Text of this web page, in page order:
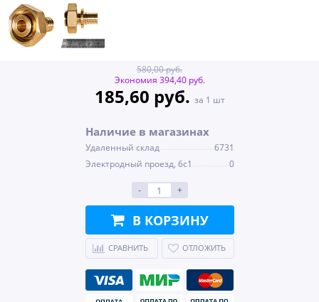
580,00 руб.
Экономия 394,40 руб.
185,60 руб. за 1 шт
Наличие в магазинах
Удаленный склад
6731
Электродный проезд, 6с1
0
- +
В КОРЗИНУ
СРАВНИТЬ ОТЛОЖИТЬ